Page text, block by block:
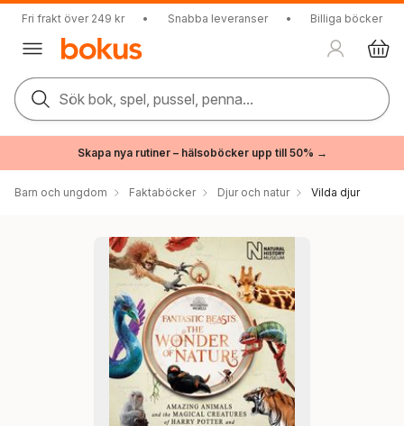
Fri frakt över 249 kr • Snabba leveranser • Billiga böcker
Sök bok, spel, pussel, penna...
Skapa nya rutiner – hälsoböcker upp till 50% →
Barn och ungdom Faktaböcker Djur och natur Vilda djur